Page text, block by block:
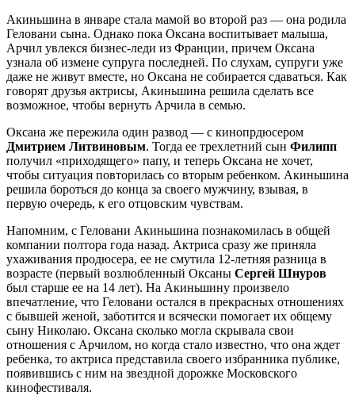
Акиньшина в январе стала мамой во второй раз — она родила
Геловани сына. Однако пока Оксана воспитывает малыша,
Арчил увлекся бизнес-леди из Франции, причем Оксана
узнала об измене супруга последней. По слухам, супруги уже
даже не живут вместе, но Оксана не собирается сдаваться. Как
говорят друзья актрисы, Акиньшина решила сделать все
возможное, чтобы вернуть Арчила в семью.
Оксана же пережила один развод — с кинопрдюсером
Дмитрием Литвиновым. Тогда ее трехлетний сын Филипп
получил «приходящего» папу, и теперь Оксана не хочет,
чтобы ситуация повторилась со вторым ребенком. Акиньшина
решила бороться до конца за своего мужчину, взывая, в
первую очередь, к его отцовским чувствам.
Напомним, с Геловани Акиньшина познакомилась в общей
компании полтора года назад. Актриса сразу же приняла
ухаживания продюсера, ее не смутила 12-летняя разница в
возрасте (первый возлюбленный Оксаны Сергей Шнуров
был старше ее на 14 лет). На Акиньшину произвело
впечатление, что Геловани остался в прекрасных отношениях
с бывшей женой, заботится и всячески помогает их общему
сыну Николаю. Оксана сколько могла скрывала свои
отношения с Арчилом, но когда стало известно, что она ждет
ребенка, то актриса представила своего избранника публике,
появившись с ним на звездной дорожке Московского
кинофестиваля.